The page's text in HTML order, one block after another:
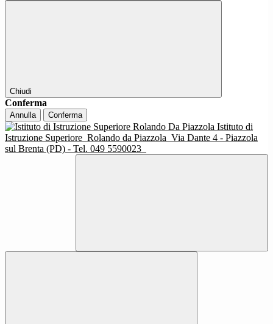
Chiudi
Conferma
Annulla Conferma
Istituto di
Istruzione Superiore Rolando da Piazzola Via Dante 4 - Piazzola
sul Brenta (PD) - Tel. 049 5590023